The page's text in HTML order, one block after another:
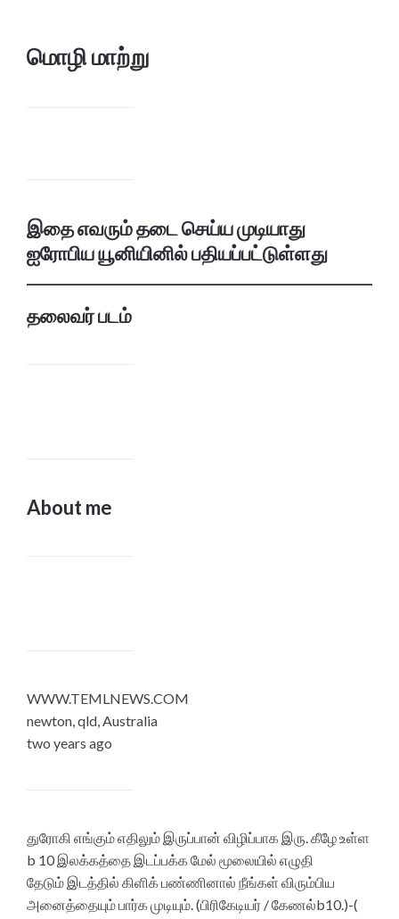
மொழி மாற்று
இதை எவரும் தடை செய்ய முடியாது
ஐரோபிய யூனியினில் பதியப்பட்டுள்ளது
தலைவர் படம்
About me
WWW.TEMLNEWS.COM
newton, qld, Australia
two years ago
துரோகி எங்கும் எதிலும் இருப்பான் விழிப்பாக இரு. கீழே உள்ள
b 10 இலக்கத்தை இடப்பக்க மேல் மூலையில் எழுதி
தேடும் இடத்தில் கிளிக் பண்ணினால் நீங்கள் விரும்பிய
அனைத்தையும் பார்க முடியும். (பிரிகேடியர் / கேணல்b10.)-(